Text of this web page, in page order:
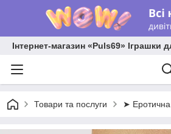
Інтернет-магазин «Puls69» Іграшки
Товари та послуги ➤ Еротична